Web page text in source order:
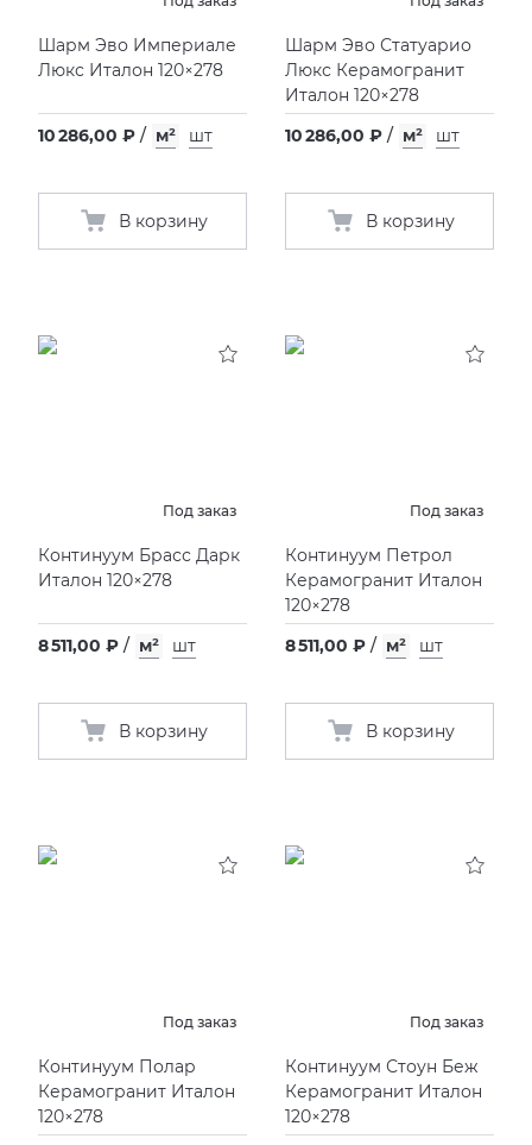
Шарм Эво Империале
Люкс Италон 120×278
10 286,00 ₽ / м² шт
В корзину
Шарм Эво Статуарио
Люкс Керамогранит
Италон 120×278
10 286,00 ₽ / м² шт
В корзину
Под заказ
Континуум Брасс Дарк
Италон 120×278
8 511,00 ₽ / м² шт
В корзину
Под заказ
Континуум Петрол
Керамогранит Италон
120×278
8 511,00 ₽ / м² шт
В корзину
Под заказ
Континуум Полар
Керамогранит Италон
120×278
Под заказ
Континуум Стоун Беж
Керамогранит Италон
120×278